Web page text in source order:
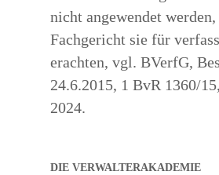
nicht angewendet werden,
Fachgericht sie für
erachten, vgl. BVerfG,
24.6.2015, 1 BvR 1360/
2024.
DIE VERWALTERAKADEMIE